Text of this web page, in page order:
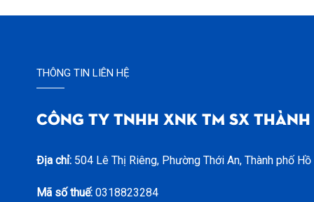
THÔNG TIN LIÊN HỆ
CÔNG TY TNHH XNK TM SX
Địa chỉ: 504 Lê Thị Riêng, Phường Thới An, Thành phố
Mã số thuế: 0318823284